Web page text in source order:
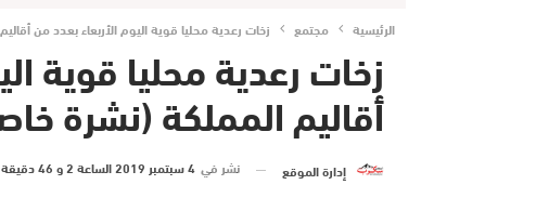
الرئيسية مجتمع زخات رعدية محليا قوية اليوم الأربعاء بعدد من
زخات رعدية محليا قوية
أقاليم المملكة (نشرة
إدارة الموقع نشر في 4 سبتمبر 2019 الساعة 2 و 46 دقيقة